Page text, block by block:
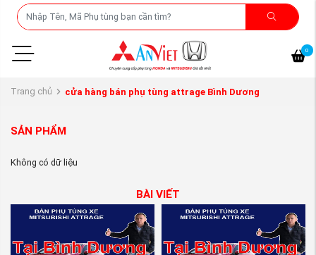
0
Trang chủ cửa hàng bán phụ tùng attrage Bình Dương
SẢN PHẨM
Không có dữ liệu
BÀI VIẾT